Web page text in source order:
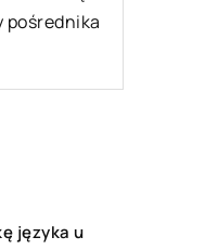
pośrednika
języka u